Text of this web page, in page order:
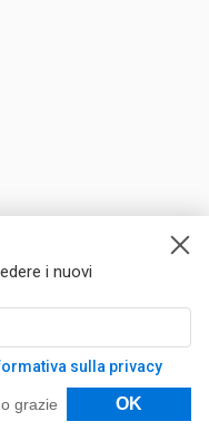
i nuovi
sulla privacy
grazie OK